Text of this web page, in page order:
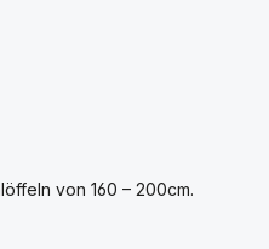
von 160 – 200cm.